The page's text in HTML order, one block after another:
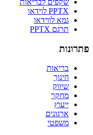
PPTX לוידאו
גמא לווידאו
תרגם PPTX
פתרונות
בריאות
חינוך
שיווק
מחקר
ייעוץ
ארגונים
משפטי